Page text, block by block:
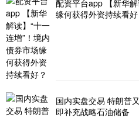
配资平台app 【新华
缘何获得外资持续看好
国内实盘交易 特朗普
即补充战略石油储备